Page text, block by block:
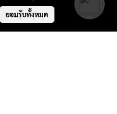
ยอมรับทั้งหมด